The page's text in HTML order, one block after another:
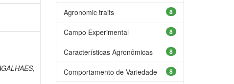
8
Agronomic traits
8
Campo Experimental
8
Características Agronômicas
8
Comportamento de Variedade